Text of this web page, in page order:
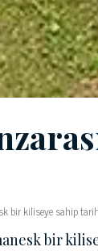
bir kiliseye sahip
bir